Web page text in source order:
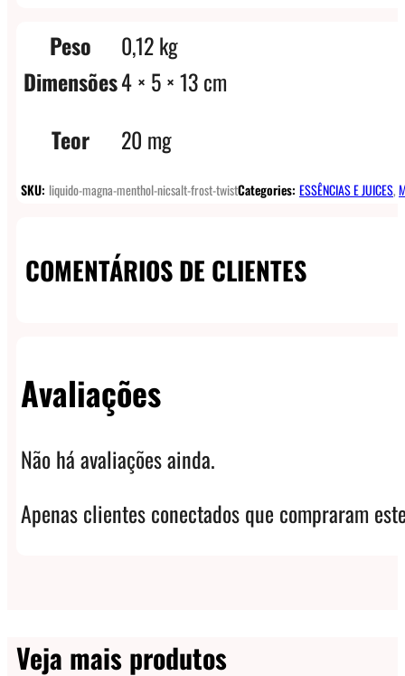
Peso
0,12 kg
Dimensões4 × 5 × 13 cm
Teor
20 mg
SKU: liquido-magna-menthol-nicsalt-frost-twistCategories: ESSÊNCIAS E JUICES,
COMENTÁRIOS DE CLIENTES
Avaliações
Não há avaliações ainda.
Apenas clientes conectados que compraram
Veja mais produtos